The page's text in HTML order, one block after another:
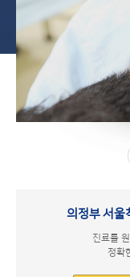
의정부 서울
진료를
정확